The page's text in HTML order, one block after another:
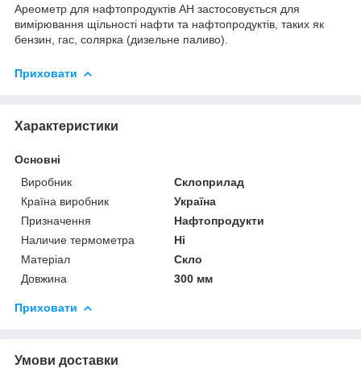
Ареометр для нафтопродуктів АН застосовується для
вимірювання щільності нафти та нафтопродуктів, таких як
бензин, гас, солярка (дизельне паливо).
Приховати
Характеристики
Основні
Виробник
Склоприлад
Країна виробник
Україна
Призначення
Нафтопродукти
Наличие термометра
Ні
Матеріал
Скло
Довжина
300 мм
Приховати
Умови доставки